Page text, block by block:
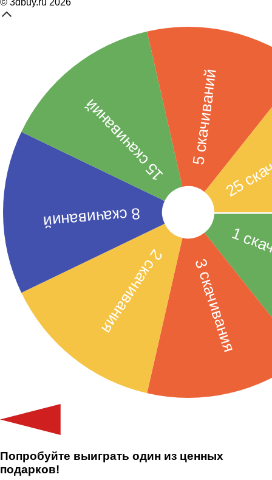
© 3dbuy.ru 2026
Попробуйте выиграть один из ценных
подарков!